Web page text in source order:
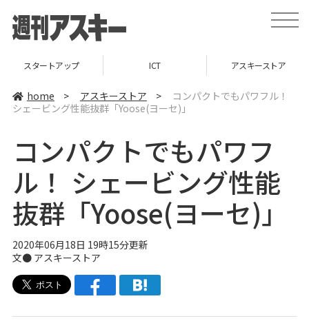
t
o
e
v
スタートアップ ICT アスキーストア
home > アスキーストア >
コンパクトでもパワフル！
シェービング性能抜群「Yoose(ヨーセ)」
コンパクトでもパワフ
ル！ シェービング性能
抜群「Yoose(ヨーセ)」
2020年06月18日 19時15分更新
文● アスキーストア